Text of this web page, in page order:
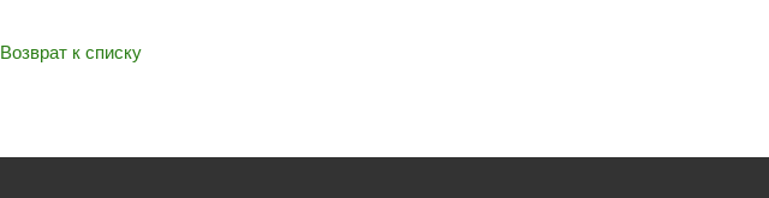
Возврат к списку